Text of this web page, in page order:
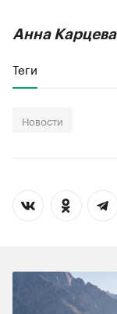
Анна Карцева
Теги
Новости